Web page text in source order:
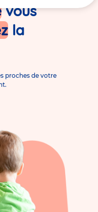
vous
la
proches de votre